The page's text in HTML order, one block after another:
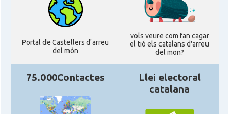
Portal de Castellers d'arreu
del món
vols veure com fan cagar
el tió els catalans d'arreu
del mon?
75.000Contactes
Llei electoral
catalana